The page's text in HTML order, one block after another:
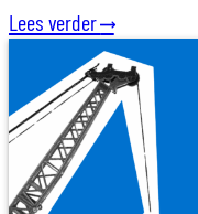
Lees verder⟶